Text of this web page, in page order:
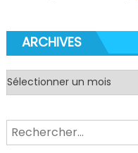
ARCHIVES
Archives
Rechercher :